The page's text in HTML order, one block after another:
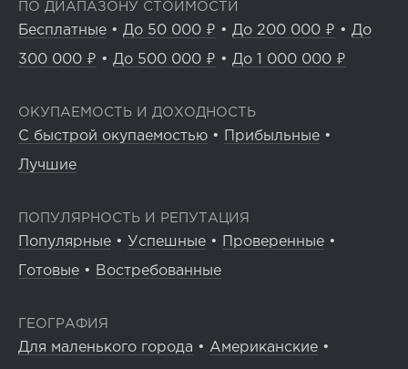
ПО ДИАПАЗОНУ СТОИМОСТИ
Бесплатные • До 50 000 ₽ • До 200 000 ₽ • До
300 000 ₽ • До 500 000 ₽ • До 1 000 000 ₽
ОКУПАЕМОСТЬ И ДОХОДНОСТЬ
С быстрой окупаемостью • Прибыльные •
Лучшие
ПОПУЛЯРНОСТЬ И РЕПУТАЦИЯ
Популярные • Успешные • Проверенные •
Готовые • Востребованные
ГЕОГРАФИЯ
Для маленького города • Американские •